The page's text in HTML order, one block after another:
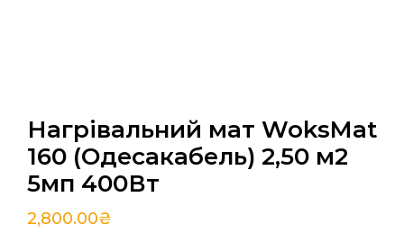
Нагрівальний мат WoksMat
160 (Одесакабель) 2,50 м2
5мп 400Вт
2,800.00₴